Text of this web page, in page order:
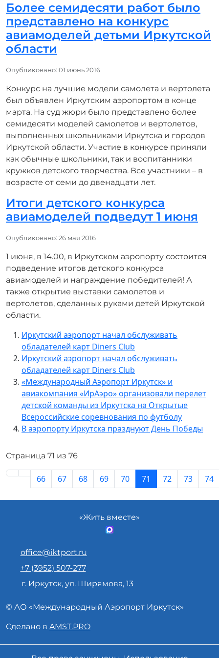
Более семидесяти работ было
представлено на конкурс
авиамоделей детьми Иркутской
области
Информация о материале
Опубликовано: 01 июнь 2016
Конкурс на лучшие модели самолета и вертолета
был объявлен Иркутским аэропортом в конце
марта. На суд жюри было представлено более
семидесяти моделей самолетов и вертолетов,
выполненных школьниками Иркутска и городов
Иркутской области. Участие в конкурсе приняли
как обычные школьники, так и воспитанники
кружков детского творчества. Все участники – в
возрасте от семи до двенадцати лет.
Итоги детского конкурса
авиамоделей подведут 1 июня
Информация о материале
Опубликовано: 26 мая 2016
1 июня, в 14.00, в Иркутском аэропорту состоится
подведение итогов детского конкурса
авиамоделей и награждение победителей! А
также открытие выставки самолетов и
вертолетов, сделанных руками детей Иркутской
области.
Иркутский аэропорт начал обслуживать
обладателей карт Diners Club
Иркутский аэропорт начал обслуживать
обладателей карт Diners Club
«Международный Аэропорт Иркутск» и
авиакомпания «ИрАэро» организовали перелет
детской команды из Иркутска на Открытые
Всероссийские соревнования по футболу
В аэропорту Иркутска празднуют День Победы
Страница 71 из 76
66 67 68 69 70 71 72 73 74
«Жить вместе»
office@iktport.ru
+7 (3952) 507-277
г. Иркутск, ул. Ширямова, 13
© АО «Международный Аэропорт Иркутск»
Сделано в AMST.PRO